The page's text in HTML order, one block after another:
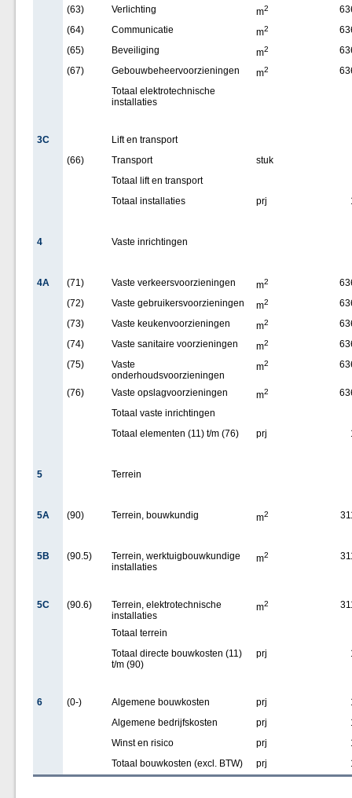
(63)
Verlichting m2
(64)
Communicatie m2
(65)
Beveiliging m2
(67)
Gebouwbeheervoorzieningen m2
Totaal elektrotechnische
installaties
3C
Lift en transport
(66)
Transport
stuk
Totaal lift en transport
Totaal installaties
prj
4 Vaste inrichtingen
4A (71) Vaste verkeersvoorzieningen m2
(72)
Vaste gebruikersvoorzieningen m2
(73)
Vaste keukenvoorzieningen m2
(74)
Vaste sanitaire voorzieningen m2
(75)
Vaste
onderhoudsvoorzieningen
m2
(76) Vaste opslagvoorzieningen m2
Totaal vaste inrichtingen
Totaal elementen (11) t/m (76)
prj
5 Terrein
5A (90) Terrein, bouwkundig m2
5B (90.5)
Terrein, werktuigbouwkundige
installaties
m2
5C (90.6)
Terrein, elektrotechnische
installaties
m2
Totaal terrein
Totaal directe bouwkosten (11)
t/m (90)
prj
6 (0-) Algemene bouwkosten prj
Algemene bedrijfskosten
prj
Winst en risico
prj
Totaal bouwkosten (excl. BTW)
prj